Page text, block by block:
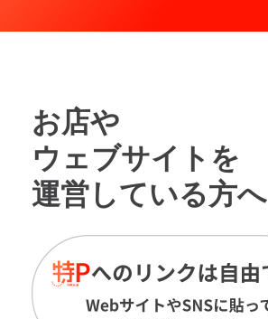
お店や
ウェブサイトを
運営している方へ